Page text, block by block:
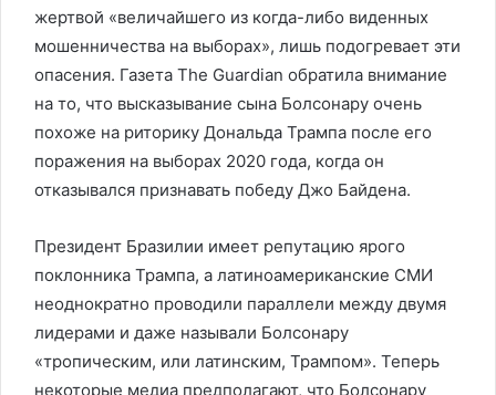
жертвой «величайшего из когда-либо виденных
мошенничества на выборах», лишь подогревает эти
опасения. Газета The Guardian обратила внимание
на то, что высказывание сына Болсонару очень
похоже на риторику Дональда Трампа после его
поражения на выборах 2020 года, когда он
отказывался признавать победу Джо Байдена.
Президент Бразилии имеет репутацию ярого
поклонника Трампа, а латиноамериканские СМИ
неоднократно проводили параллели между двумя
лидерами и даже называли Болсонару
«тропическим, или латинским, Трампом». Теперь
некоторые медиа предполагают, что Болсонару